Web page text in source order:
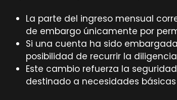
La parte del ingreso mensual
de embargo únicamente por
Si una cuenta ha sido
posibilidad de recurrir la
Este cambio refuerza la
destinado a necesidades